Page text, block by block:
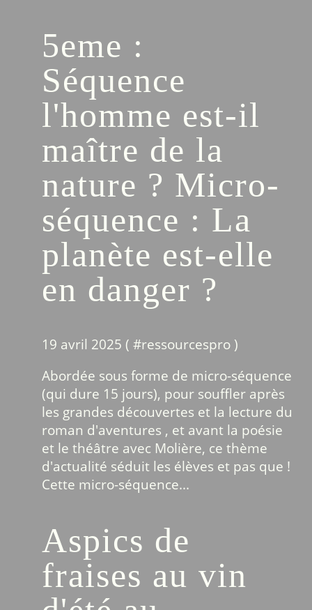
5eme :
Séquence
l'homme est-il
maître de la
nature ? Micro-
séquence : La
planète est-elle
en danger ?
19 avril 2025 ( #ressourcespro )
Abordée sous forme de micro-séquence
(qui dure 15 jours), pour souffler après
les grandes découvertes et la lecture du
roman d'aventures , et avant la poésie
et le théâtre avec Molière, ce thème
d'actualité séduit les élèves et pas que !
Cette micro-séquence...
Aspics de
fraises au vin